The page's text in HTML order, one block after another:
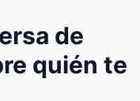
de
quién te